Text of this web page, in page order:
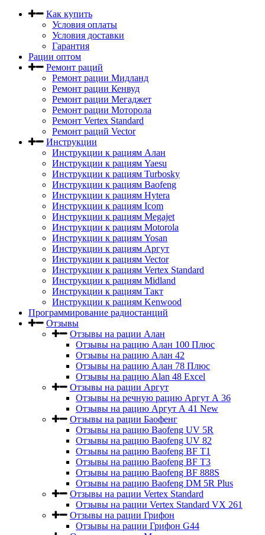
Как купить
Условия оплаты
Условия доставки
Гарантия
Рации оптом
Ремонт раций
Ремонт рации Мидланд
Ремонт рации Кенвуд
Ремонт рации Мегаджет
Ремонт рации Моторола
Ремонт Vertex Standard
Ремонт раций Vector
Инструкции
Инструкции к рациям Алан
Инструкции к рациям Yaesu
Инструкции к рациям Turbosky
Инструкции к рациям Baofeng
Инструкции к рациям Hytera
Инструкции к рациям Icom
Инструкции к рациям Megajet
Инструкции к рациям Motorola
Инструкции к рациям Yosan
Инструкции к рациям Аргут
Инструкции к рациям Vector
Инструкции к рациям Vertex Standard
Инструкции к рациям Midland
Инструкции к рациям Такт
Инструкции к рациям Kenwood
Программирование радиостанций
Отзывы
Отзывы на рации Алан
Отзывы на рацию Алан 100 Плюс
Отзывы на рацию Алан 42
Отзывы на рацию Алан 78 Плюс
Отзывы на рацию Alan 48 Excel
Отзывы на рации Аргут
Отзывы на речную рацию Аргут А 36
Отзывы на рацию Аргут А 41 New
Отзывы на рации Баофенг
Отзывы на рацию Baofeng UV 5R
Отзывы на рацию Baofeng UV 82
Отзывы на рацию Baofeng BF T1
Отзывы на рацию Baofeng BF T3
Отзывы на рацию Baofeng BF 888S
Отзывы на рацию Baofeng DM 5R Plus
Отзывы на рации Vertex Standard
Отзывы на рации Vertex Standard VX 261
Отзывы на рации Грифон
Отзывы на рации Грифон G44